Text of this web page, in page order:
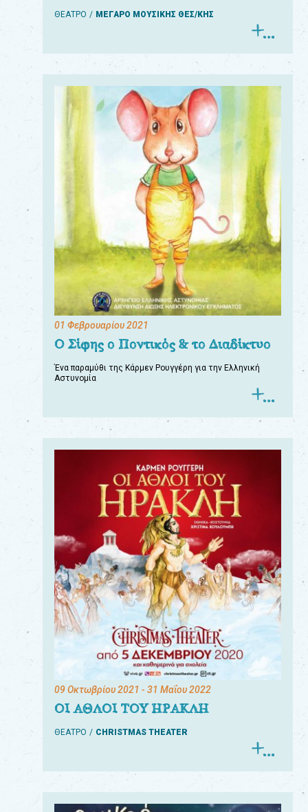
ΘΕΑΤΡΟ ΜΕΓΑΡΟ ΜΟΥΣΙΚΗΣ ΘΕΣ/ΚΗΣ
01 Φεβρουαρίου 2021
Ο Σίφης ο Ποντικός & το Διαδίκτυο
Ένα παραμύθι της Κάρμεν Ρουγγέρη για την Ελληνική
Αστυνομία
09 Οκτωβρίου 2021 - 31 Μαΐου 2022
ΟΙ ΑΘΛΟΙ ΤΟΥ ΗΡΑΚΛΗ
ΘΕΑΤΡΟ CHRISTMAS THEATER